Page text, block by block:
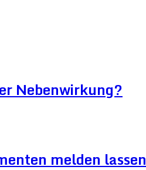
Nebenwirkung?
melden lassen